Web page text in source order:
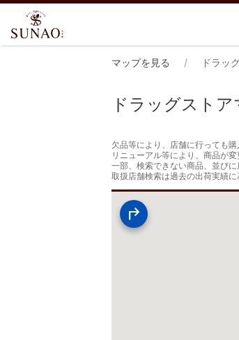
マップを見る ドラッ
ドラッグスト
欠品等により、店舗に行っても
リニューアル等により、商品が
一部、検索できない商品、並び
取扱店舗検索は過去の出荷実績